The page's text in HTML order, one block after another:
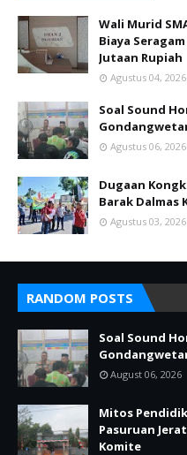
Wali Murid
Biaya
Jutaan Rupiah
Agustus 04, 2026
Soal Sound
Agustus 06, 2026
Dugaan
Barak Dalmas
Agustus 03, 2026
RANDOM POSTS
Soal Sound
August 06, 2026
Mitos
Pasuruan
Komite